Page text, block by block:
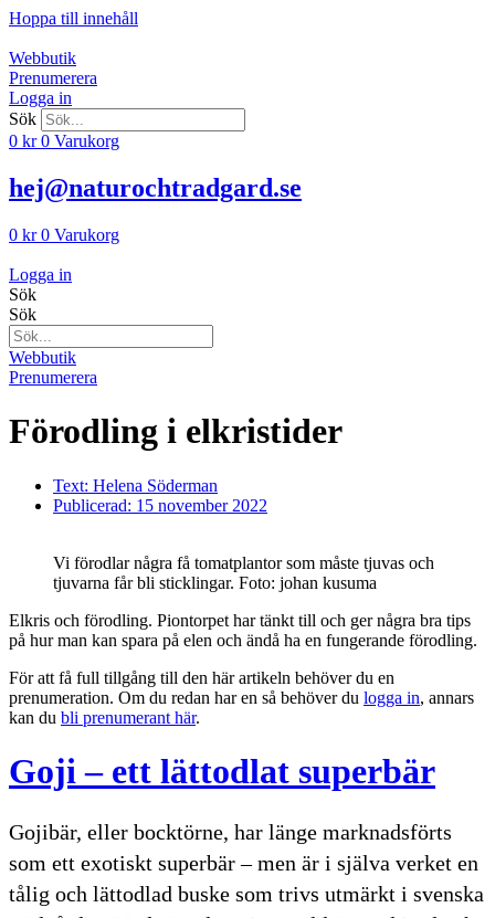
Hoppa till innehåll
Webbutik
Prenumerera
Logga in
Sök
0 kr 0 Varukorg
hej@naturochtradgard.se
0 kr 0 Varukorg
Logga in
Sök
Sök
Webbutik
Prenumerera
Förodling i elkristider
Text: Helena Söderman
Publicerad: 15 november 2022
Vi förodlar några få tomatplantor som måste tjuvas och
tjuvarna får bli sticklingar. Foto: johan kusuma
Elkris och förodling. Piontorpet har tänkt till och ger några bra tips
på hur man kan spara på elen och ändå ha en fungerande förodling.
För att få full tillgång till den här artikeln behöver du en
prenumeration. Om du redan har en så behöver du logga in, annars
kan du bli prenumerant här.
Goji – ett lättodlat superbär
Gojibär, eller bocktörne, har länge marknadsförts
som ett exotiskt superbär – men är i själva verket en
tålig och lättodlad buske som trivs utmärkt i svenska